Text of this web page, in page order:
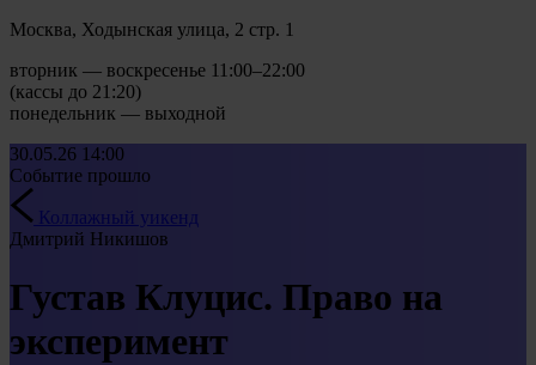
Москва, Ходынская улица, 2 стр. 1
вторник — воскресенье 11:00–22:00
(кассы до 21:20)
понедельник — выходной
30.05.26 14:00
Событие прошло
Коллажный уикенд
Дмитрий Никишов
Густав Клуцис. Право на
эксперимент